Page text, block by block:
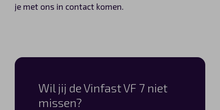
je met ons in contact komen.
Wil jij de Vinfast VF 7 niet
missen?